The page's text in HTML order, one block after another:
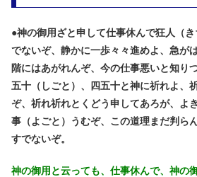
●神の御用ざと申して仕事休んで狂人（
でないぞ、静かに一歩々々進めよ、急が
階にはあがれんぞ、今の仕事悪いと知り
五十（しごと）、四五十と神に祈れよ、
ぞ、祈れ祈れとくどう申してあろが、よ
事（よごと）うむぞ、この道理まだ判ら
すでないぞ。
神の御用と云っても、仕事休んで、神の